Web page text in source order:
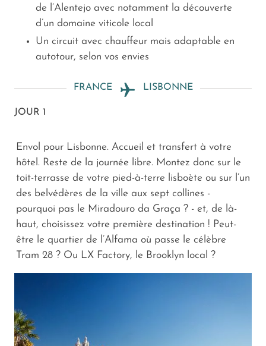
de l’Alentejo avec notamment la découverte
d’un domaine viticole local
Un circuit avec chauffeur mais adaptable en
autotour, selon vos envies
FRANCE LISBONNE
JOUR 1
Envol pour Lisbonne. Accueil et transfert à votre
hôtel. Reste de la journée libre. Montez donc sur le
toit-terrasse de votre pied-à-terre lisboète ou sur l’un
des belvédères de la ville aux sept collines -
pourquoi pas le Miradouro da Graça ? - et, de là-
haut, choisissez votre première destination ! Peut-
être le quartier de l’Alfama où passe le célèbre
Tram 28 ? Ou LX Factory, le Brooklyn local ?